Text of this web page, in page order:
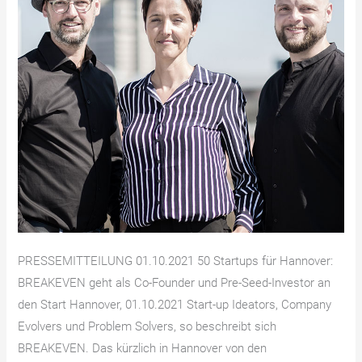
PRESSEMITTEILUNG 01.10.2021 50 Startups für Hannover:
BREAKEVEN geht als Co-Founder und Pre-Seed-Investor an
den Start Hannover, 01.10.2021 Start-up Ideators, Company
Evolvers und Problem Solvers, so beschreibt sich
BREAKEVEN. Das kürzlich in Hannover von den